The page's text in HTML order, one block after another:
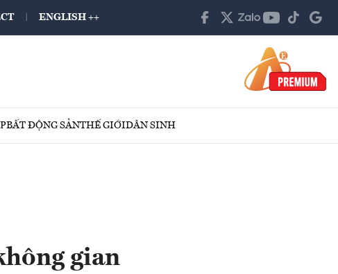
ENGLISH ++
BẤT ĐỘNG SẢNTHẾ GIỚIDÂN SINH
gian